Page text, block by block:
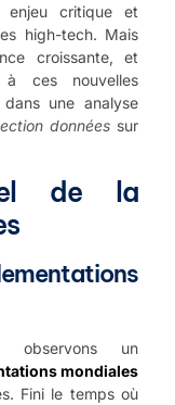
enjeu critique et
high-tech. Mais
croissante, et
à ces nouvelles
une analyse
données sur
de la
observons un
mondiales
Fini le temps où